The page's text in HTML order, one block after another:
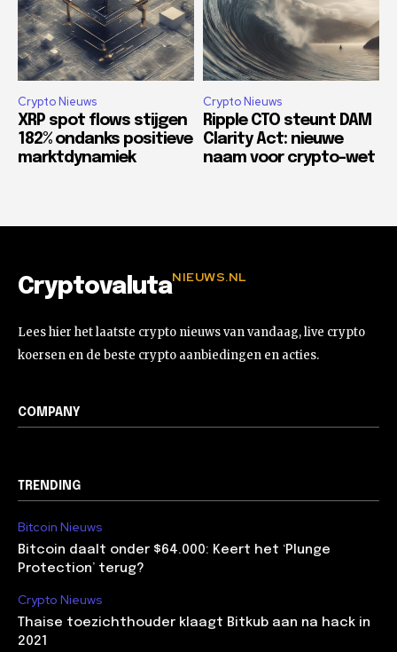
Crypto Nieuws
XRP spot flows stijgen
182% ondanks positieve
marktdynamiek
Crypto Nieuws
Ripple CTO steunt DAM
Clarity Act: nieuwe
naam voor crypto-wet
CryptovalutaNIEUWS.NL
Lees hier het laatste crypto nieuws van vandaag, live crypto
koersen en de beste crypto aanbiedingen en acties.
COMPANY
TRENDING
Bitcoin Nieuws
Bitcoin daalt onder $64.000: Keert het ‘Plunge
Protection’ terug?
Crypto Nieuws
Thaise toezichthouder klaagt Bitkub aan na hack in
2021